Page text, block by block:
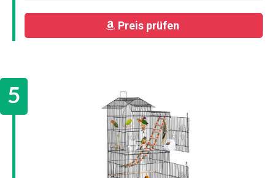
Preis prüfen